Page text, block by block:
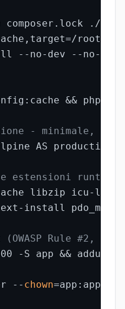
composer.lock ./
root/
--no-dev --no-
&& php
- minimale,
AS production
estensioni
libzip icu-libs
install
Rule #2, CIS
-S app &&
-- chown=app:app /